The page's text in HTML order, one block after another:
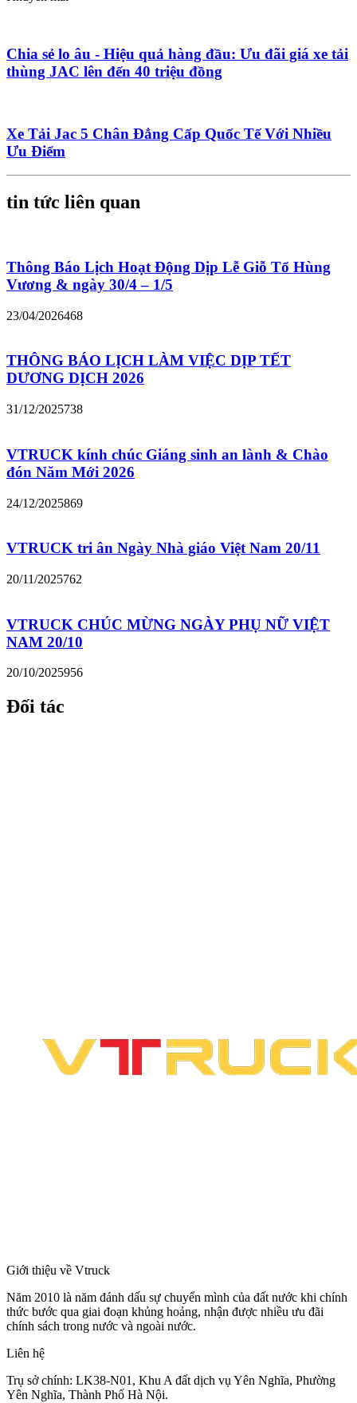
Chia sẻ lo âu - Hiệu quả hàng đầu: Ưu đãi giá xe tải
thùng JAC lên đến 40 triệu đồng
Xe Tải Jac 5 Chân Đẳng Cấp Quốc Tế Với Nhiều
Ưu Điểm
tin tức liên quan
Thông Báo Lịch Hoạt Động Dịp Lễ Giỗ Tổ Hùng
Vương & ngày 30/4 – 1/5
23/04/2026468
THÔNG BÁO LỊCH LÀM VIỆC DỊP TẾT
DƯƠNG DỊCH 2026
31/12/2025738
VTRUCK kính chúc Giáng sinh an lành & Chào
đón Năm Mới 2026
24/12/2025869
VTRUCK tri ân Ngày Nhà giáo Việt Nam 20/11
20/11/2025762
VTRUCK CHÚC MỪNG NGÀY PHỤ NỮ VIỆT
NAM 20/10
20/10/2025956
Đối tác
Giới thiệu về Vtruck
Năm 2010 là năm đánh dấu sự chuyển mình của đất nước khi chính
thức bước qua giai đoạn khủng hoảng, nhận được nhiều ưu đãi
chính sách trong nước và ngoài nước.
Liên hệ
Trụ sở chính: LK38-N01, Khu A đất dịch vụ Yên Nghĩa, Phường
Yên Nghĩa, Thành Phố Hà Nội.